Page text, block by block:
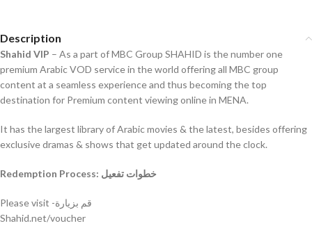
Description
Shahid VIP – As a part of MBC Group SHAHID is the number one
premium Arabic VOD service in the world offering all MBC group
content at a seamless experience and thus becoming the top
destination for Premium content viewing online in MENA.
It has the largest library of Arabic movies & the latest, besides offering
exclusive dramas & shows that get updated around the clock.
Redemption Process: خطوات تفعيل
Please visit -قم بزيارة
Shahid.net/voucher